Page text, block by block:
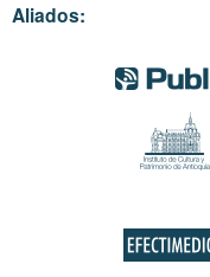
Aliados: